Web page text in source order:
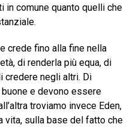
in comune quanto quelli che
crede fino alla fine nella
di renderla più equa, di
credere negli altri. Di
e devono essere
troviamo invece Eden,
vita, sulla base del fatto che